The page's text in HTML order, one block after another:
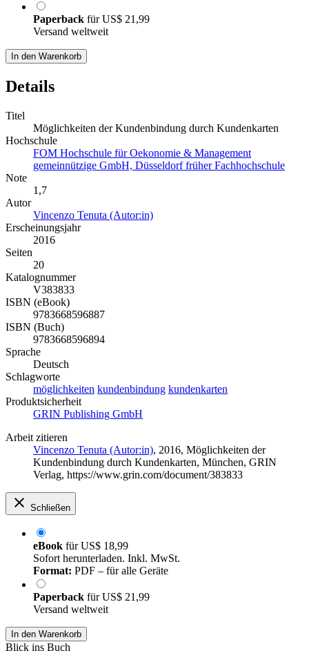
Paperback fürUS$ 21,99
Versand weltweit
In den Warenkorb
Details
Titel
Möglichkeiten der Kundenbindung durch Kundenkarten
Hochschule
FOM Hochschule für Oekonomie & Management
gemeinnützige GmbH, Düsseldorf früher Fachhochschule
Note
1,7
Autor
Vincenzo Tenuta (Autor:in)
Erscheinungsjahr
2016
Seiten
20
Katalognummer
V383833
ISBN (eBook)
9783668596887
ISBN (Buch)
9783668596894
Sprache
Deutsch
Schlagworte
möglichkeiten kundenbindung kundenkarten
Produktsicherheit
GRIN Publishing GmbH
Arbeit zitieren
Vincenzo Tenuta (Autor:in), 2016, Möglichkeiten der
Kundenbindung durch Kundenkarten, München, GRIN
Verlag, https://www.grin.com/document/383833
Schließen
eBook fürUS$ 18,99
Sofort herunterladen. Inkl. MwSt.
Format: PDF – für alle Geräte
Paperback fürUS$ 21,99
Versand weltweit
In den Warenkorb
Blick ins Buch